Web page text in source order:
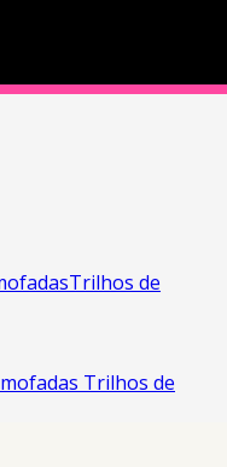
Trilhos de
Trilhos de